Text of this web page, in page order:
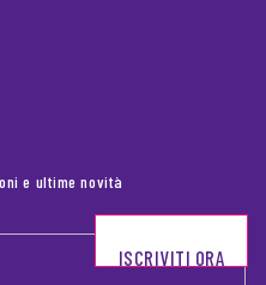
e ultime novità
ISCRIVITI ORA